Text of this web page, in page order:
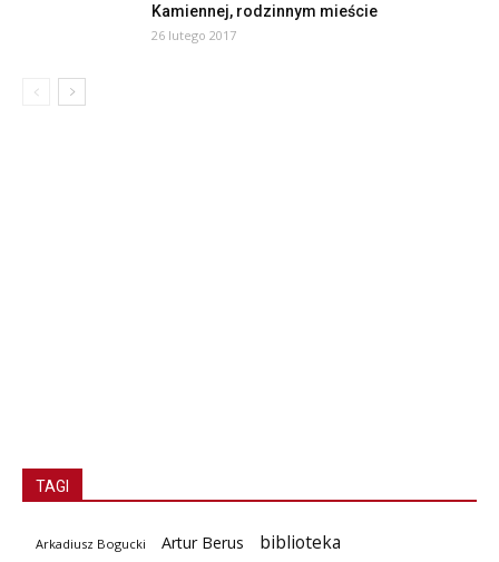
Kamiennej, rodzinnym mieście
26 lutego 2017
TAGI
Arkadiusz Bogucki Artur Berus
biblioteka